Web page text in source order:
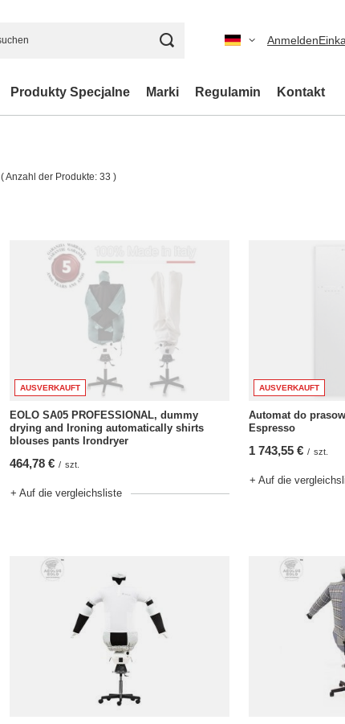
Anmelden
Produkty Specjalne Marki Regulamin Kontakt
( Anzahl der Produkte: 33 )
AUSVERKAUFT
EOLO SA05 PROFESSIONAL, dummy
drying and Ironing automatically shirts
blouses pants Irondryer
464,78 € / szt.
+ Auf die vergleichsliste
AUSVERKAUFT
Automat do
Espresso
1 743,55 € / szt.
+ Auf die